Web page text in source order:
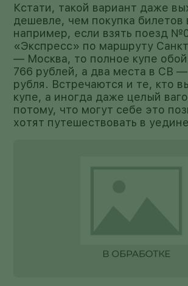
Кстати, такой вариант даже
дешевле, чем покупка билетов
например, если взять поезд
«Экспресс» по маршруту
— Москва, то полное купе
766 рублей, а два места в СВ
рубля. Встречаются и те, кто
купе, а иногда даже целый
потому, что могут себе это
хотят путешествовать в